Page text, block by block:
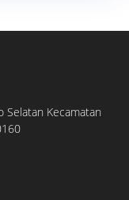
Selatan Kecamatan